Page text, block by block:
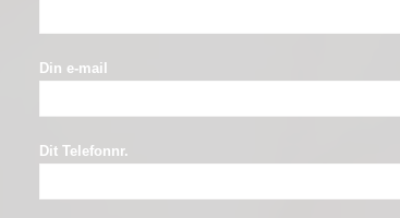
Din e-mail
Dit Telefonnr.